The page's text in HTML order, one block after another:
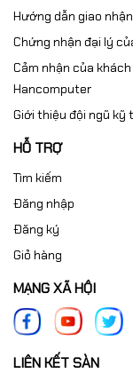
Hướng dẫn giao nhận
Chứng nhận đại lý
Cảm nhận của
Hancomputer
Giới thiệu đội ngũ kỹ
HỖ TRỢ
Tìm kiếm
Đăng nhập
Đăng ký
Giỏ hàng
MẠNG XÃ HỘI
LIÊN KẾT SÀN